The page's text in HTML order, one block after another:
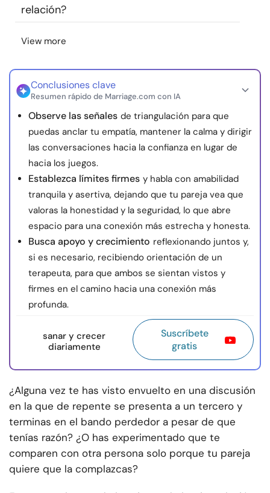
Sobre nosotros
© Copyright 2026. Todos los derechos reservados.
relación?
View more
Conclusiones clave
Resumen rápido de Marriage.com con IA
Observe las señales de triangulación para que
puedas anclar tu empatía, mantener la calma y dirigir
las conversaciones hacia la confianza en lugar de
hacia los juegos.
Establezca límites firmes y habla con amabilidad
tranquila y asertiva, dejando que tu pareja vea que
valoras la honestidad y la seguridad, lo que abre
espacio para una conexión más estrecha y honesta.
Busca apoyo y crecimiento reflexionando juntos y,
si es necesario, recibiendo orientación de un
terapeuta, para que ambos se sientan vistos y
firmes en el camino hacia una conexión más
profunda.
sanar y crecer
diariamente
Suscríbete
gratis
¿Alguna vez te has visto envuelto en una discusión
en la que de repente se presenta a un tercero y
terminas en el bando perdedor a pesar de que
tenías razón? ¿O has experimentado que te
comparen con otra persona solo porque tu pareja
quiere que la complazcas?